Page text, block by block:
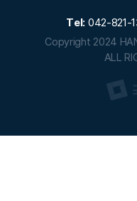
Tel: 042-821-
Copyright 2024
ALL